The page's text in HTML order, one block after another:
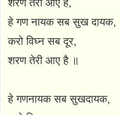
शरण तेरी आए है,
हे गण नायक सब सुख दायक,
करो विघ्न सब दूर,
शरण तेरी आए है ॥
हे गणनायक सब सुखदायक,